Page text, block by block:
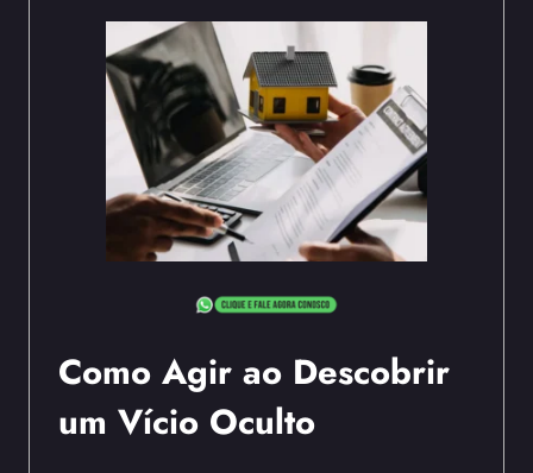
Como Agir ao Descobrir
um Vício Oculto